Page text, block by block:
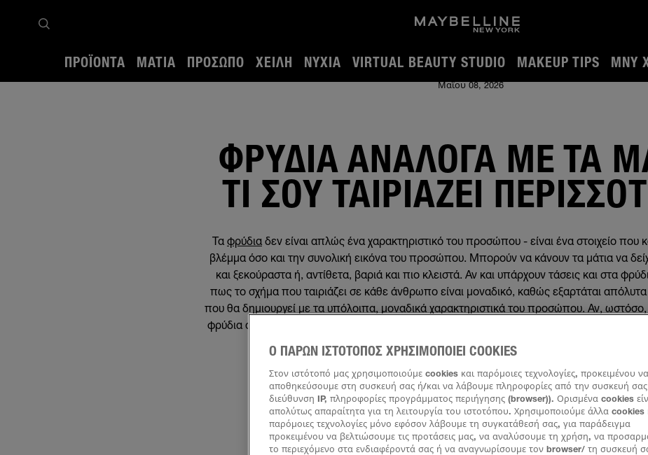
ΠΡΟΪΌΝΤΑ ΜΆΤΙΑ ΠΡΌΣΩΠΟ ΧΕΊΛΗ ΝΎΧΙΑ VIRTUAL BEAUTY STUDIO MAKEUP TIPS MNY
Αρχική σελίδα Makeup Tips Μάτια Φρύδια Φρύδια ανάλογα με τα μάτια: Τι σου ταιριάζει περισσότερο;
Μαΐου 08, 2026
ΦΡΎΔΙΑ ΑΝΆΛΟΓΑ ΜΕ ΤΑ
ΤΙ ΣΟΥ ΤΑΙΡΙΆΖΕΙ
Τα φρύδια δεν είναι απλώς ένα χαρακτηριστικό του προσώπου - είναι ένα στοιχείο που
βλέμμα όσο και την συνολική εικόνα του προσώπου. Μπορούν να κάνουν τα μάτια να
και ξεκούραστα ή, αντίθετα, βαριά και πιο κλειστά. Αν και υπάρχουν τάσεις και στα
πως το σχήμα που ταιριάζει σε κάθε άνθρωπο είναι μοναδικό, καθώς εξαρτάται
που θα δημιουργεί με τα υπόλοιπα, μοναδικά χαρακτηριστικά του προσώπου. Αν,
φρύδια ανάλογα με τα μάτια σου να κάνεις, οι ειδικοί μας έδωσαν κάποιες γενικές
Ο ΠΑΡΩΝ ΙΣΤΟΤΟΠΟΣ ΧΡΗΣΙΜΟΠΟΙΕΙ COOKIES
Στον ιστότοπό μας χρησιμοποιούμε cookies και παρόμοιες τεχνολογίες, προκειμένου να
αποθηκεύσουμε στη συσκευή σας ή/και να λάβουμε πληροφορίες από την συσκευή
διεύθυνση IP, πληροφορίες προγράμματος περιήγησης (browser)). Ορισμένα cookies
απολύτως απαραίτητα για τη λειτουργία του ιστοτόπου. Χρησιμοποιούμε άλλα cookies
παρόμοιες τεχνολογίες μόνο εφόσον λάβουμε τη συγκατάθεσή σας, για παράδειγμα
προκειμένου να βελτιώσουμε τις προτάσεις μας, να αναλύσουμε τη χρήση, να
το περιεχόμενο στα ενδιαφέροντά σας ή να αναγνωρίσουμε τον browser/ τη συσκευή